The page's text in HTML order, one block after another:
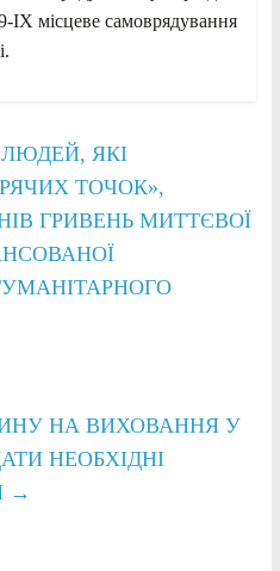
IX місцеве самоврядування
ЛЮДЕЙ, ЯКІ
ТОЧОК»,
ГРИВЕНЬ МИТТЄВОЇ
НА ВИХОВАННЯ У
НЕОБХІДНІ
→